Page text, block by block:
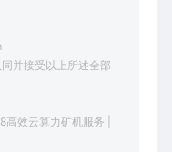
并接受以上所述全部
高效云算力矿机服务 |